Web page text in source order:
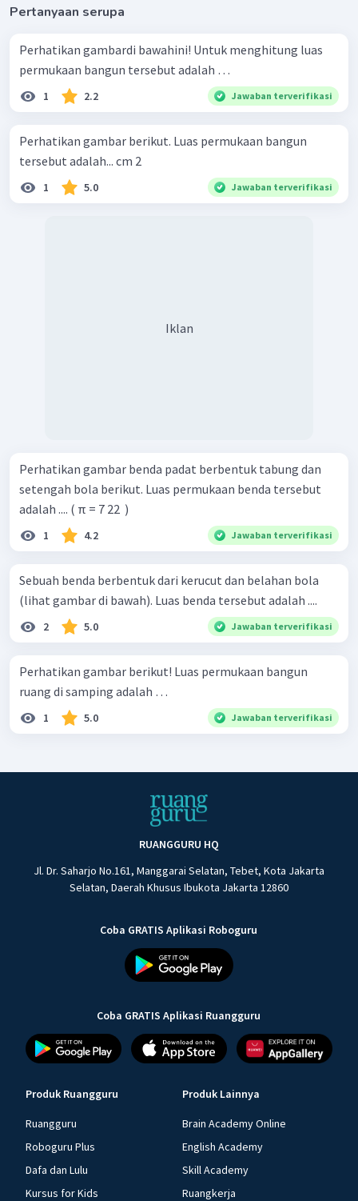
Pertanyaan serupa
Perhatikan gambardi bawahini! Untuk menghitung luas
permukaan bangun tersebut adalah …
1 2.2 Jawaban terverifikasi
Perhatikan gambar berikut. Luas permukaan bangun
tersebut adalah... cm 2
1 5.0 Jawaban terverifikasi
Iklan
Perhatikan gambar benda padat berbentuk tabung dan
setengah bola berikut. Luas permukaan benda tersebut
adalah .... ( π = 7 22 ​ )
1 4.2 Jawaban terverifikasi
Sebuah benda berbentuk dari kerucut dan belahan bola
(lihat gambar di bawah). Luas benda tersebut adalah ....
2 5.0 Jawaban terverifikasi
Perhatikan gambar berikut! Luas permukaan bangun
ruang di samping adalah …
1 5.0 Jawaban terverifikasi
RUANGGURU HQ
Jl. Dr. Saharjo No.161, Manggarai Selatan, Tebet, Kota Jakarta
Selatan, Daerah Khusus Ibukota Jakarta 12860
Coba GRATIS Aplikasi Roboguru
Coba GRATIS Aplikasi Ruangguru
Produk Ruangguru
Ruangguru
Roboguru Plus
Dafa dan Lulu
Kursus for Kids
Produk Lainnya
Brain Academy Online
English Academy
Skill Academy
Ruangkerja